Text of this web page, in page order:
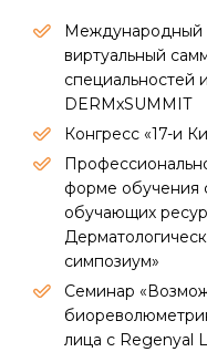
Международный
виртуальный
специальностей
DERMxSUMMIT
Конгресс «17-и
форме обучения
обучающих
симпозиум»
Семинар
лица с Regenyal